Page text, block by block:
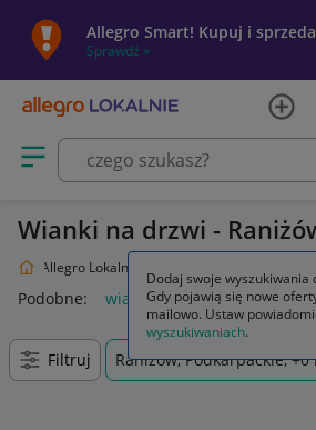
Allegro Smart! Kupuj i
Sprawdź »
Otwórz menu z kategoriami
Wianki na drzwi -
Allegro Lokalnie
Podobne: wianki wianki na głowę
Filtruj Raniżów, Podkarpackie, +0
Dodaj swoje wyszukiwania
Gdy pojawią się nowe
mailowo. Ustaw
wyszukiwaniach.